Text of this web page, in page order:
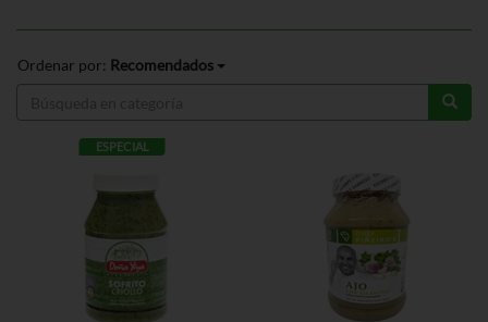
Ordenar por: Recomendados
ESPECIAL